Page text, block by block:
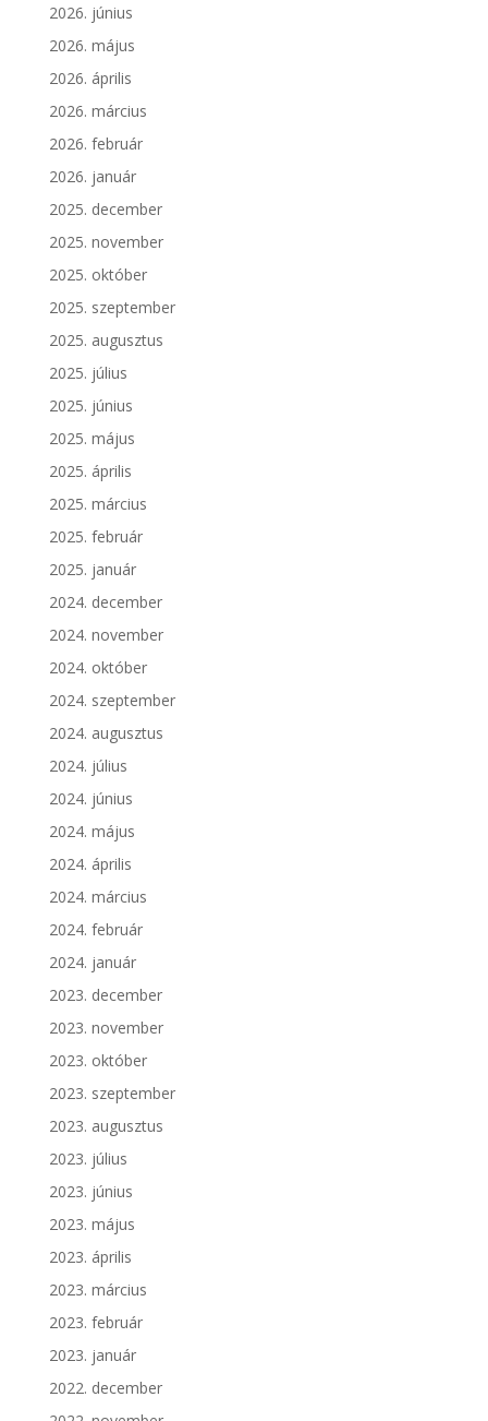
2026. június
2026. május
2026. április
2026. március
2026. február
2026. január
2025. december
2025. november
2025. október
2025. szeptember
2025. augusztus
2025. július
2025. június
2025. május
2025. április
2025. március
2025. február
2025. január
2024. december
2024. november
2024. október
2024. szeptember
2024. augusztus
2024. július
2024. június
2024. május
2024. április
2024. március
2024. február
2024. január
2023. december
2023. november
2023. október
2023. szeptember
2023. augusztus
2023. július
2023. június
2023. május
2023. április
2023. március
2023. február
2023. január
2022. december